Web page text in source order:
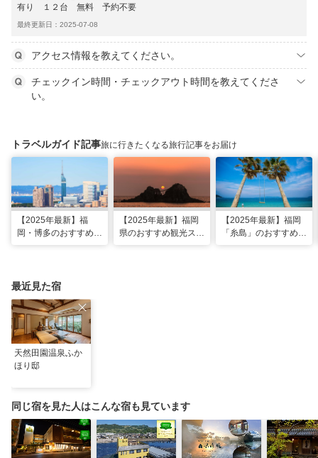
有り １２台 無料 予約不要
最終更新日：2025-07-08
アクセス情報を教えてください。
チェックイン時間・チェックアウト時間を教えてくださ
い。
トラベルガイド記事旅に行きたくなる旅行記事をお届け
【2025年最新】福
岡・博多のおすすめ観
【2025年最新】福岡
県のおすすめ観光スポ
【2025年最新】福岡
「糸島」のおすすめ観
最近見た宿
天然田園温泉ふか
ほり邸
同じ宿を見た人はこんな宿も見ています